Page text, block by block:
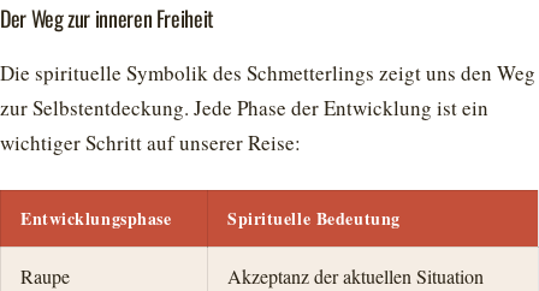
Der Weg zur inneren Freiheit
Die spirituelle Symbolik des Schmetterlings zeigt uns den Weg
zur Selbstentdeckung. Jede Phase der Entwicklung ist ein
wichtiger Schritt auf unserer Reise:
Entwicklungsphase Spirituelle Bedeutung
Raupe Akzeptanz der aktuellen Situation